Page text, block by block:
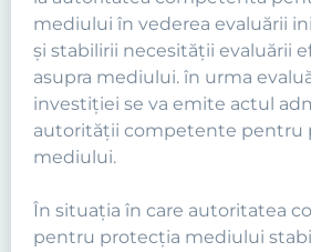
mediului în vederea evaluării
şi stabilirii necesităţii evaluării
asupra mediului. în urma
investiţiei se va emite actul
autorităţii competente pentru
mediului.
În situaţia în care autoritatea
pentru protecţia mediului